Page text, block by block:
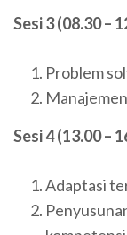
Sesi 3 (08.30 –
Problem
Sesi 4 (13.00 –
Adaptasi